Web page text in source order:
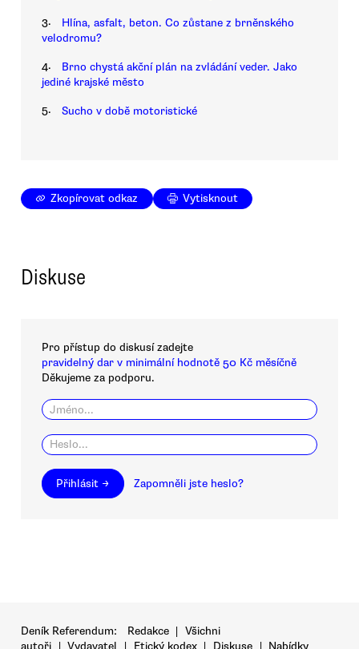
3.
Hlína, asfalt, beton. Co zůstane z brněnského
velodromu?
4.
Brno chystá akční plán na zvládání veder. Jako
jediné krajské město
5. Sucho v době motoristické
Zkopírovat odkaz Vytisknout
Diskuse
Pro přístup do diskusí zadejte
pravidelný dar v minimální hodnotě 50 Kč měsíčně
Děkujeme za podporu.
Přihlásit → Zapomněli jste heslo?
Deník Referendum: Redakce | Všichni